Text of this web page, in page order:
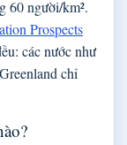
60 người/km².
Prospects
các nước như
chỉ